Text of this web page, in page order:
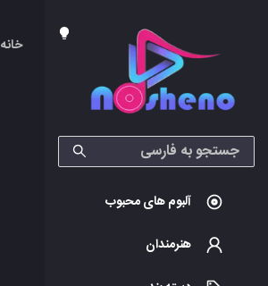
آلبوم های محبوب
هنرمندان
خانه